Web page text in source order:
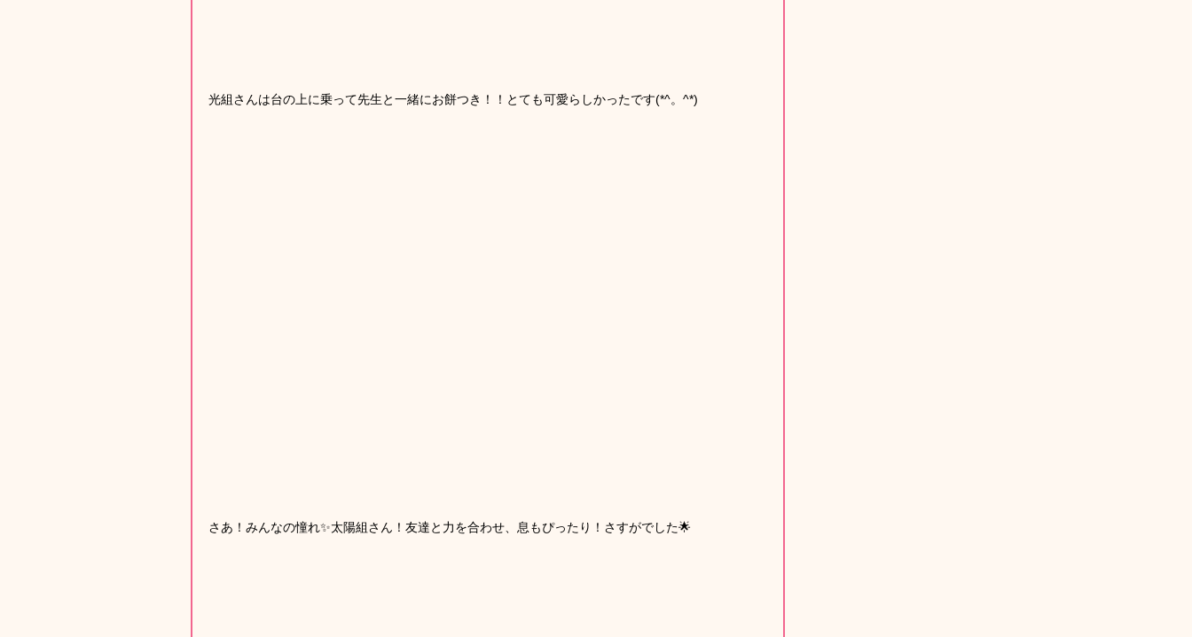
光組さんは台の上に乗って先生と一緒にお餅つき！！とても可愛らしかったです(*^。^*)
さあ！みんなの憧れ✨太陽組さん！友達と力を合わせ、息もぴったり！さすがでした🌟